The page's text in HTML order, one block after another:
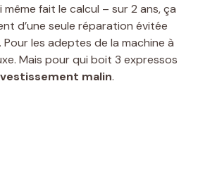
même fait le calcul – sur 2 ans, ça
d’une seule réparation évitée
les adeptes de la machine à
Mais pour qui boit 3 expressos
malin.